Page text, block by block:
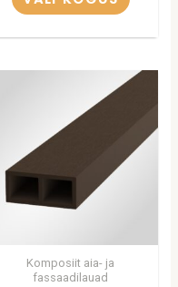
Komposiit aia- ja
fassaadilauad